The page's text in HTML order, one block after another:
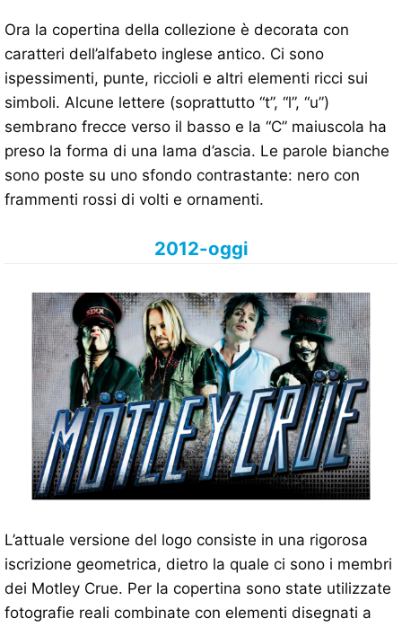
Ora la copertina della collezione è decorata con
caratteri dell’alfabeto inglese antico. Ci sono
ispessimenti, punte, riccioli e altri elementi ricci sui
simboli. Alcune lettere (soprattutto “t”, “l”, “u”)
sembrano frecce verso il basso e la “C” maiuscola ha
preso la forma di una lama d’ascia. Le parole bianche
sono poste su uno sfondo contrastante: nero con
frammenti rossi di volti e ornamenti.
2012-oggi
L’attuale versione del logo consiste in una rigorosa
iscrizione geometrica, dietro la quale ci sono i membri
dei Motley Crue. Per la copertina sono state utilizzate
fotografie reali combinate con elementi disegnati a